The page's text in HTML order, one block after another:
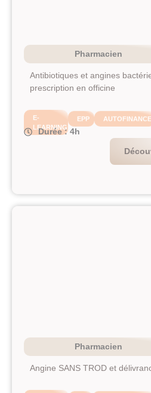
Pharmacien
Antibiotiques et angines
prescription en officine
E-
LEARNING
EPP
Durée : 4h
Pharmacien
Angine SANS TROD et
E-